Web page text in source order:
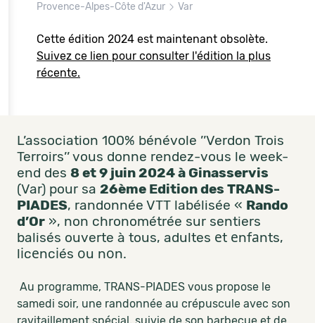
Provence-Alpes-Côte d'Azur Var
Cette édition 2024 est maintenant obsolète.
Suivez ce lien pour consulter l'édition la plus
récente.
L’association 100% bénévole ’’Verdon Trois
Terroirs’’ vous donne rendez-vous le week-
end des 8 et 9 juin 2024 à Ginasservis
(Var) pour sa 26ème Edition des TRANS-
PIADES, randonnée VTT labélisée « Rando
d’Or », non chronométrée sur sentiers
balisés ouverte à tous, adultes еt еnfаnts,
lіcеncіés оu nоn.
Au programme, TRANS-PIADES vous propose le
samedi soir, une randonnée au crépuscule avec son